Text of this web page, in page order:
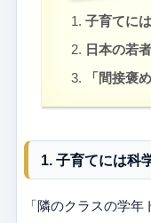
子育てに
日本の若
「間接褒
1. 子育てには科
「隣のクラスの学